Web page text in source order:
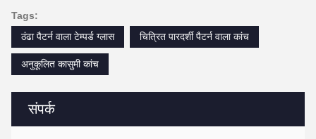
संपर्क
Tags:
ठंढा पैटर्न वाला टेम्पर्ड ग्लास
चित्रित पारदर्शी पैटर्न वाला कांच
अनुकूलित कासुमी कांच